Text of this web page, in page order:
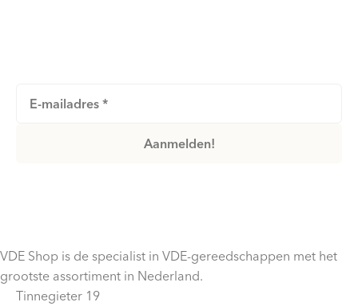
VDE Shop is de specialist in VDE-gereedschappen met het
grootste assortiment in Nederland.
Tinnegieter 19